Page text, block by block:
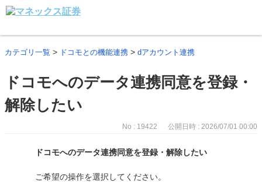
カテゴリ一覧 > ドコモとの機能連携 > dアカウント連携
ドコモへのデータ連携同意を登録・
解除したい
No : 19422 公開日時 : 2026/07/01 00:00
ドコモへのデータ連携同意を登録・解除したい
ご希望の操作を選択してください。